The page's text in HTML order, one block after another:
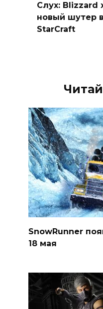
Слух: Blizzard
новый шутер
StarCraft
SnowRunner
18 мая